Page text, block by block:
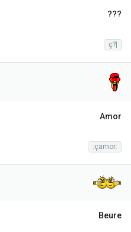
???
ç?|
Amor
:çamor:
Beure